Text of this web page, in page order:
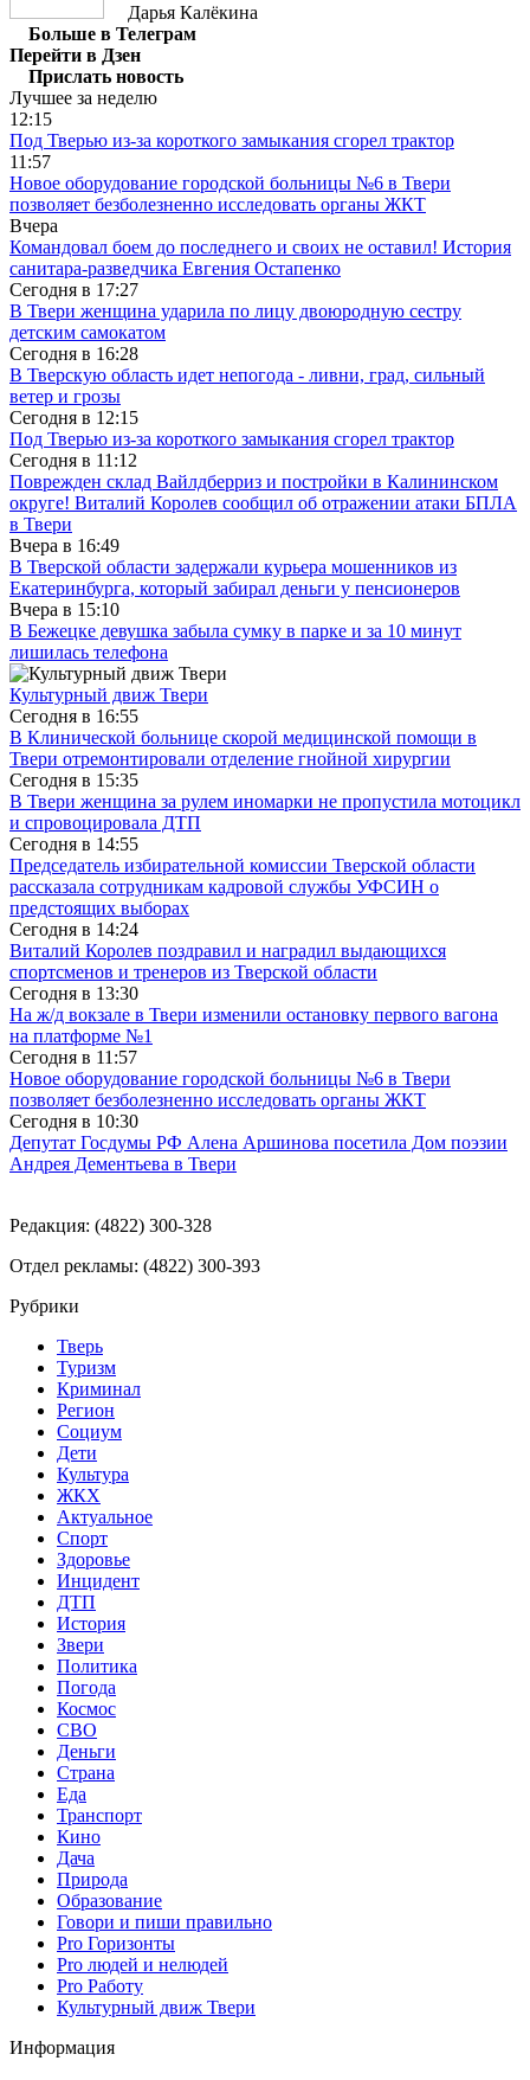
Дарья Калёкина
Больше в Телеграм
Перейти в Дзен
Прислать новость
Лучшее за неделю
12:15
Под Тверью из-за короткого замыкания сгорел трактор
11:57
Новое оборудование городской больницы №6 в Твери
позволяет безболезненно исследовать органы ЖКТ
Вчера
Командовал боем до последнего и своих не оставил! История
санитара-разведчика Евгения Остапенко
Сегодня в 17:27
В Твери женщина ударила по лицу двоюродную сестру
детским самокатом
Сегодня в 16:28
В Тверскую область идет непогода - ливни, град, сильный
ветер и грозы
Сегодня в 12:15
Под Тверью из-за короткого замыкания сгорел трактор
Сегодня в 11:12
Поврежден склад Вайлдберриз и постройки в Калининском
округе! Виталий Королев сообщил об отражении атаки БПЛА
в Твери
Вчера в 16:49
В Тверской области задержали курьера мошенников из
Екатеринбурга, который забирал деньги у пенсионеров
Вчера в 15:10
В Бежецке девушка забыла сумку в парке и за 10 минут
лишилась телефона
Культурный движ Твери
Сегодня в 16:55
В Клинической больнице скорой медицинской помощи в
Твери отремонтировали отделение гнойной хирургии
Сегодня в 15:35
В Твери женщина за рулем иномарки не пропустила мотоцикл
и спровоцировала ДТП
Сегодня в 14:55
Председатель избирательной комиссии Тверской области
рассказала сотрудникам кадровой службы УФСИН о
предстоящих выборах
Сегодня в 14:24
Виталий Королев поздравил и наградил выдающихся
спортсменов и тренеров из Тверской области
Сегодня в 13:30
На ж/д вокзале в Твери изменили остановку первого вагона
на платформе №1
Сегодня в 11:57
Новое оборудование городской больницы №6 в Твери
позволяет безболезненно исследовать органы ЖКТ
Сегодня в 10:30
Депутат Госдумы РФ Алена Аршинова посетила Дом поэзии
Андрея Дементьева в Твери
Редакция: (4822) 300-328
Отдел рекламы: (4822) 300-393
Рубрики
Тверь
Туризм
Криминал
Регион
Социум
Дети
Культура
ЖКХ
Актуальное
Спорт
Здоровье
Инцидент
ДТП
История
Звери
Политика
Погода
Космос
СВО
Деньги
Страна
Еда
Транспорт
Кино
Дача
Природа
Образование
Говори и пиши правильно
Pro Горизонты
Pro людей и нелюдей
Pro Работу
Культурный движ Твери
Информация